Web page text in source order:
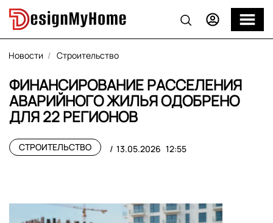
Новости Строительство
ФИНАНСИРОВАНИЕ РАССЕЛЕНИЯ
АВАРИЙНОГО ЖИЛЬЯ ОДОБРЕНО
ДЛЯ 22 РЕГИОНОВ
СТРОИТЕЛЬСТВО 13.05.2026 12:55